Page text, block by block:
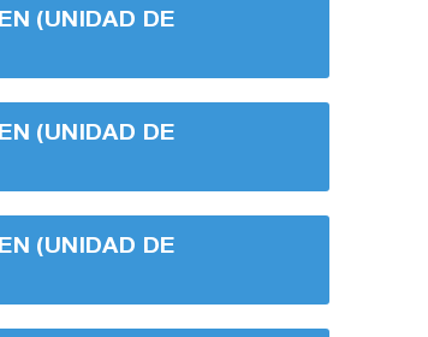
(UNIDAD DE
(UNIDAD DE
(UNIDAD DE